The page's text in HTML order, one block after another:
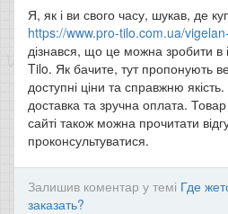
Я, як і ви свого часу, шукав, де
https://www.pro-tilo.com.ua/
дізнався, що це можна зробити в
Tilo. Як бачите, тут пропонують
доступні ціни та справжню
доставка та зручна оплата.
сайті також можна прочитати
проконсультуватися.
Залишив коментар у темі Где
заказать?